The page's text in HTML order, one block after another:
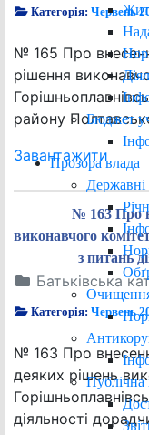
Бюджет
Прозора влада
Державні
Публічна
Категорія:Червень
№ 165 Про
рішення
району
Завантажити
№ 163 Про
виконавчого
з питань
Батьківська
Категорія:Червень
№ 163 Про
деяких рішень
діяльності